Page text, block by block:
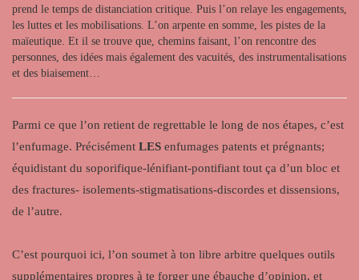
prend le temps de distanciation critique. Puis l’on relaye les engagements,
les luttes et les mobilisations. L’on arpente en somme, les pistes de la
maïeutique. Et il se trouve que, chemins faisant, l’on rencontre des
personnes, des idées mais également des vacuités, des instrumentalisations
et des biaisement…
Parmi ce que l’on retient de regrettable le long de nos étapes, c’est
l’enfumage. Précisément LES enfumages patents et prégnants;
équidistant du soporifique-lénifiant-pontifiant tout ça d’un bloc et
des fractures- isolements-stigmatisations-discordes et dissensions,
de l’autre.
C’est pourquoi ici, l’on soumet à ton libre arbitre quelques outils
supplémentaires propres à te forger une ébauche d’opinion, et